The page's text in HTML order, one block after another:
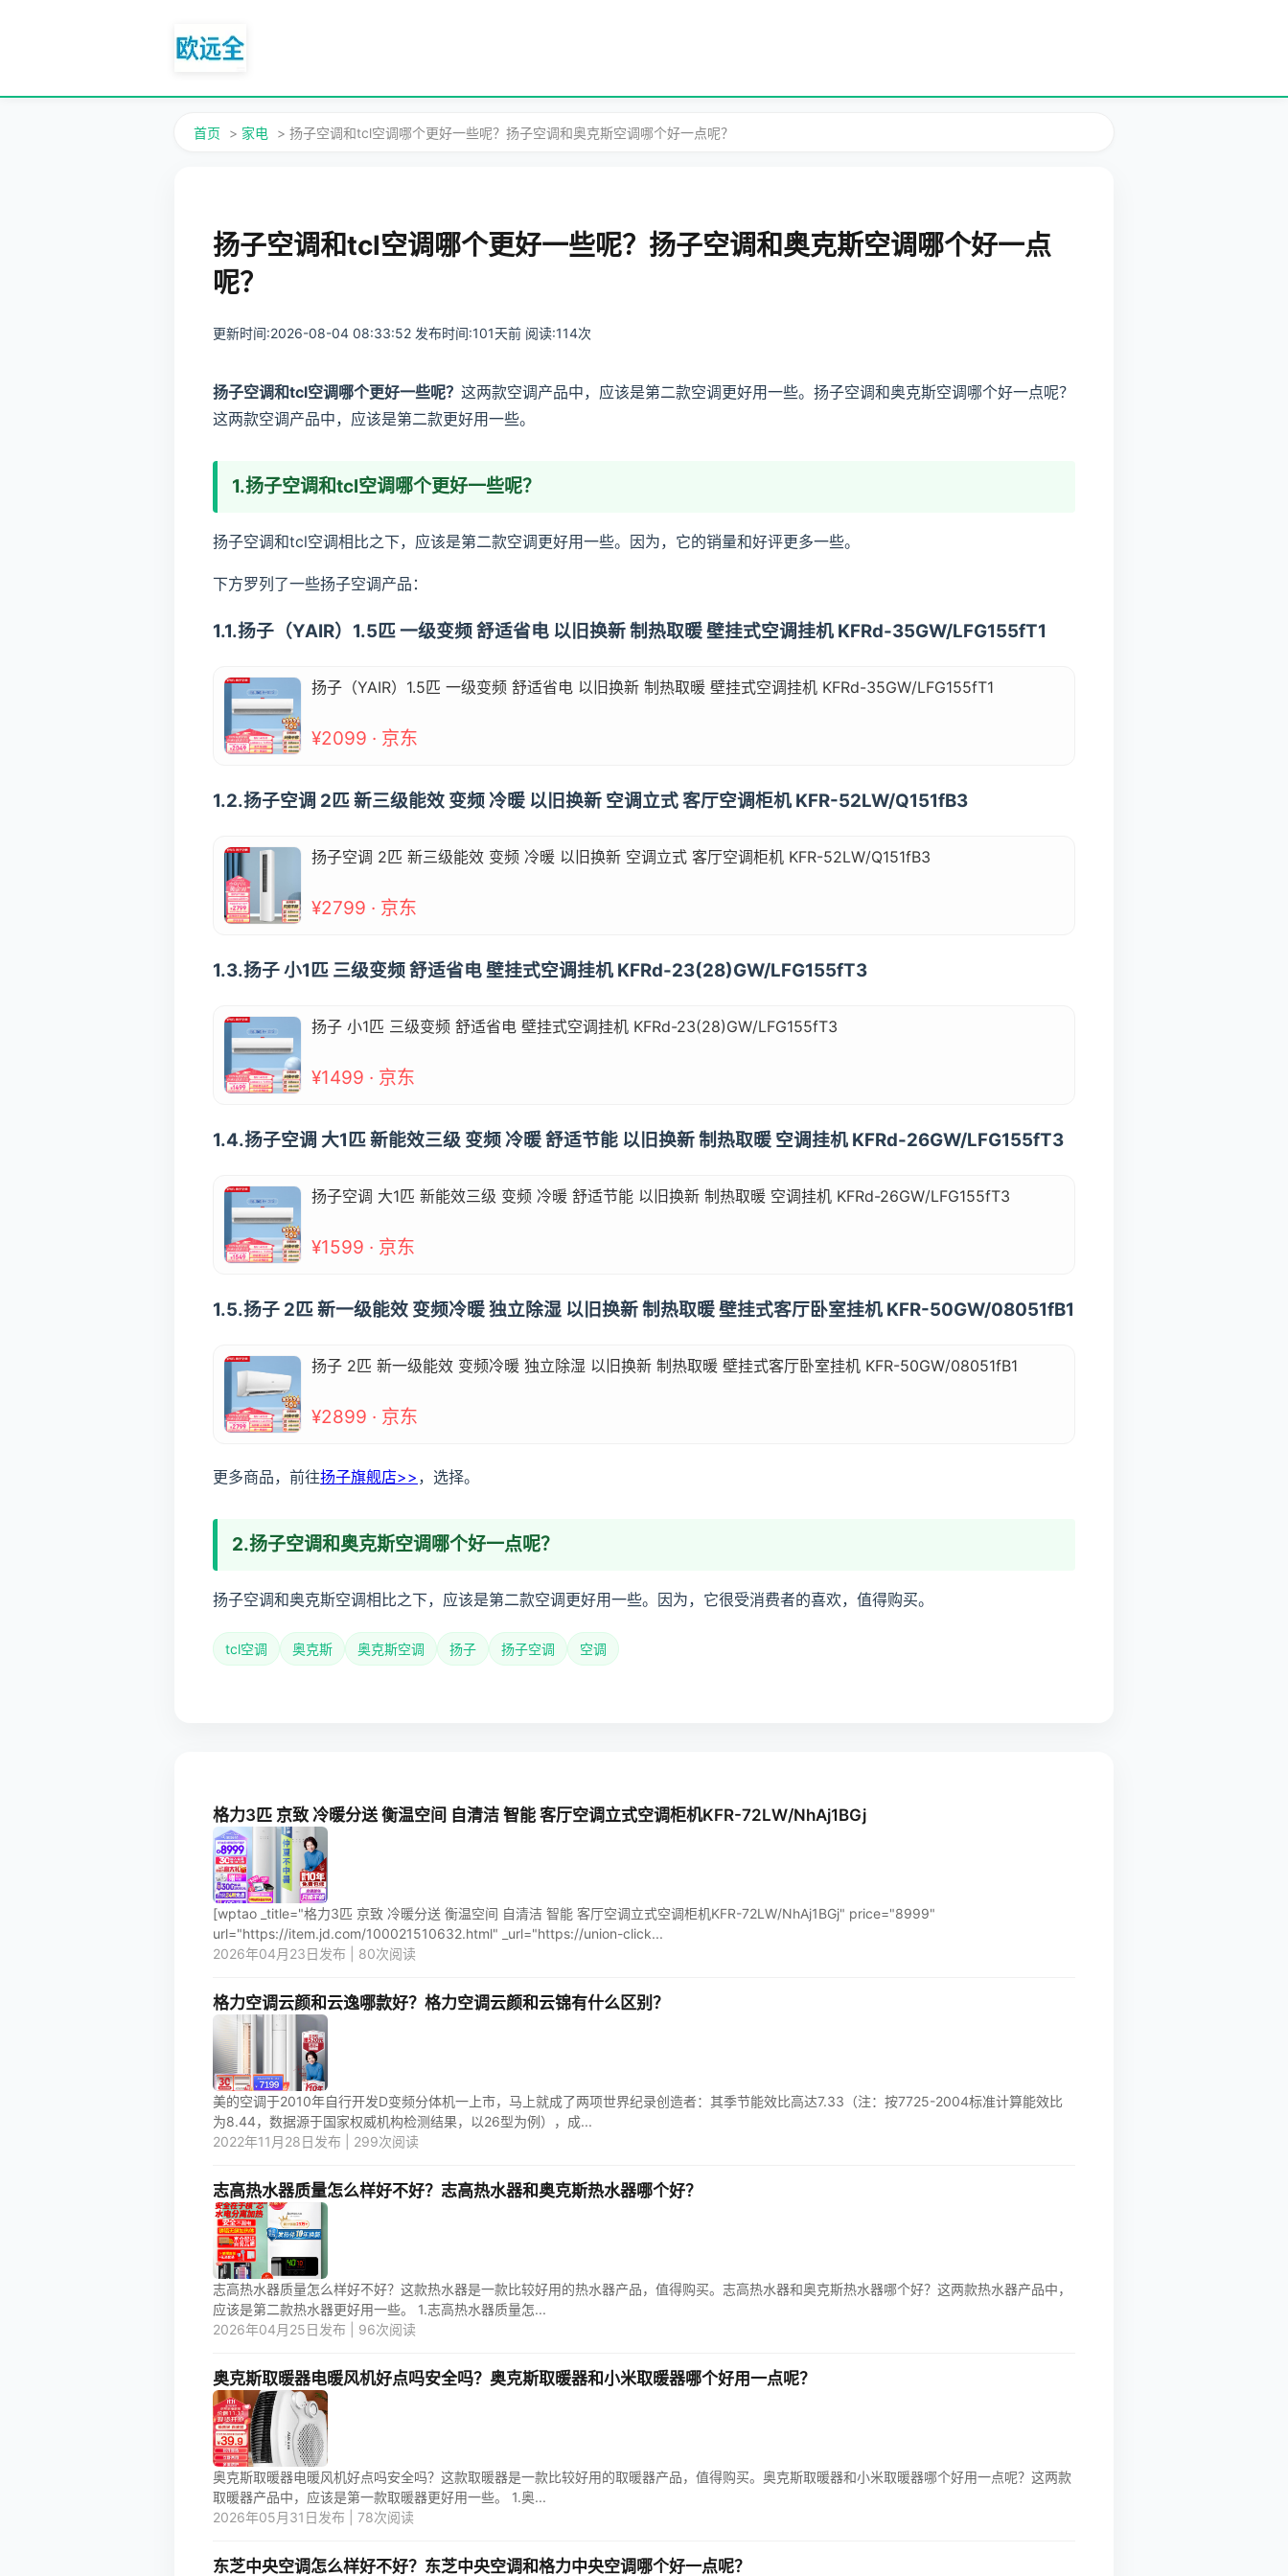
首页 > 家电 > 扬子空调和tcl空调哪个更好一些呢？扬子空调和奥克斯空调哪个好一点呢？
扬子空调和tcl空调哪个更好一些呢？扬子空调和奥克斯空调哪个好一点
呢？
更新时间:2026-08-04 08:33:52 发布时间:101天前 阅读:114次
扬子空调和tcl空调哪个更好一些呢？ 这两款空调产品中，应该是第二款空调更好用一些。扬子空调和奥克斯空调哪个好一点呢？
这两款空调产品中，应该是第二款更好用一些。
1.扬子空调和tcl空调哪个更好一些呢？
扬子空调和tcl空调相比之下，应该是第二款空调更好用一些。因为，它的销量和好评更多一些。
下方罗列了一些扬子空调产品：
1.1.扬子（YAIR）1.5匹 一级变频 舒适省电 以旧换新 制热取暖 壁挂式空调挂机 KFRd-35GW/LFG155fT1
扬子（YAIR）1.5匹 一级变频 舒适省电 以旧换新 制热取暖 壁挂式空调挂机 KFRd-35GW/LFG155fT1
¥2099 · 京东
1.2.扬子空调 2匹 新三级能效 变频 冷暖 以旧换新 空调立式 客厅空调柜机 KFR-52LW/Q151fB3
扬子空调 2匹 新三级能效 变频 冷暖 以旧换新 空调立式 客厅空调柜机 KFR-52LW/Q151fB3
¥2799 · 京东
1.3.扬子 小1匹 三级变频 舒适省电 壁挂式空调挂机 KFRd-23(28)GW/LFG155fT3
扬子 小1匹 三级变频 舒适省电 壁挂式空调挂机 KFRd-23(28)GW/LFG155fT3
¥1499 · 京东
1.4.扬子空调 大1匹 新能效三级 变频 冷暖 舒适节能 以旧换新 制热取暖 空调挂机 KFRd-26GW/LFG155fT3
扬子空调 大1匹 新能效三级 变频 冷暖 舒适节能 以旧换新 制热取暖 空调挂机 KFRd-26GW/LFG155fT3
¥1599 · 京东
1.5.扬子 2匹 新一级能效 变频冷暖 独立除湿 以旧换新 制热取暖 壁挂式客厅卧室挂机 KFR-50GW/08051fB1
扬子 2匹 新一级能效 变频冷暖 独立除湿 以旧换新 制热取暖 壁挂式客厅卧室挂机 KFR-50GW/08051fB1
¥2899 · 京东
更多商品，前往扬子旗舰店>> ，选择。
2.扬子空调和奥克斯空调哪个好一点呢？
扬子空调和奥克斯空调相比之下，应该是第二款空调更好用一些。因为，它很受消费者的喜欢，值得购买。
tcl空调 奥克斯 奥克斯空调 扬子 扬子空调 空调
格力3匹 京致 冷暖分送 衡温空间 自清洁 智能 客厅空调立式空调柜机KFR-72LW/NhAj1BGj
[wptao _title="格力3匹 京致 冷暖分送 衡温空间 自清洁 智能 客厅空调立式空调柜机KFR-72LW/NhAj1BGj" price="8999"
url="https://item.jd.com/100021510632.html" _url="https://union-click...
2026年04月23日发布 | 80次阅读
格力空调云颜和云逸哪款好？格力空调云颜和云锦有什么区别？
美的空调于2010年自行开发D变频分体机一上市，马上就成了两项世界纪录创造者：其季节能效比高达7.33（注：按7725-2004标准计算能效比
为8.44，数据源于国家权威机构检测结果，以26型为例），成...
2022年11月28日发布 | 299次阅读
志高热水器质量怎么样好不好？志高热水器和奥克斯热水器哪个好？
志高热水器质量怎么样好不好？这款热水器是一款比较好用的热水器产品，值得购买。志高热水器和奥克斯热水器哪个好？这两款热水器产品中，
应该是第二款热水器更好用一些。 1.志高热水器质量怎...
2026年04月25日发布 | 96次阅读
奥克斯取暖器电暖风机好点吗安全吗？奥克斯取暖器和小米取暖器哪个好用一点呢？
奥克斯取暖器电暖风机好点吗安全吗？这款取暖器是一款比较好用的取暖器产品，值得购买。奥克斯取暖器和小米取暖器哪个好用一点呢？这两款
取暖器产品中，应该是第一款取暖器更好用一些。 1.奥...
2026年05月31日发布 | 78次阅读
东芝中央空调怎么样好不好？东芝中央空调和格力中央空调哪个好一点呢？